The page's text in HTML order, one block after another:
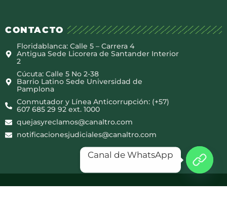
CONTACTO
Floridablanca: Calle 5 – Carrera 4
Antigua Sede Licorera de Santander Interior
2
Cúcuta: Calle 5 No 2-38
Barrio Latino Sede Universidad de
Pamplona
Conmutador y Línea Anticorrupción: (+57)
607 685 29 92 ext. 1000
quejasyreclamos@canaltro.com
notificacionesjudiciales@canaltro.com
Canal de WhatsApp